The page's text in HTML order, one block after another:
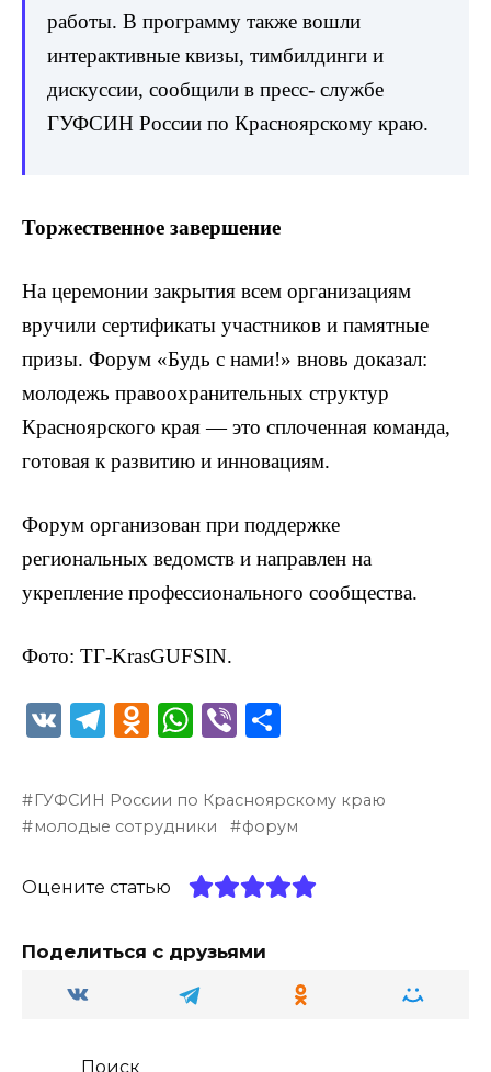
работы. В программу также вошли
интерактивные квизы, тимбилдинги и
дискуссии, сообщили в пресс- службе
ГУФСИН России по Красноярскому краю.
Торжественное завершение
На церемонии закрытия всем организациям
вручили сертификаты участников и памятные
призы. Форум «Будь с нами!» вновь доказал:
молодежь правоохранительных структур
Красноярского края — это сплоченная команда,
готовая к развитию и инновациям.
Форум организован при поддержке
региональных ведомств и направлен на
укрепление профессионального сообщества.
Фото: ТГ-KrasGUFSIN.
V
T
e
g
m
O
n
o
a
ni
ki
W
a
ts
p
Vi
er п
р
в
ь
ГУФСИН России по Красноярскому краю
молодые сотрудники
форум
Оцените статью
Поделиться с друзьями
Поиск